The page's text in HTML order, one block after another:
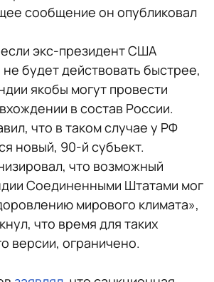
сообщение он опубликовал
экс-президент США
будет действовать быстрее,
якобы могут провести
в состав России.
что в таком случае у РФ
новый, 90-й субъект.
что возможный
Соединенными Штатами мог
мирового климата»,
что время для таких
версии, ограничено.